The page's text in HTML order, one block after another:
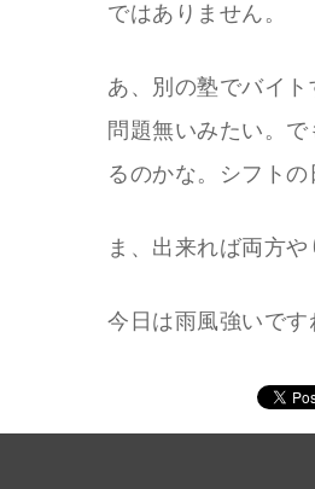
ではありません。
あ、別の塾でバイ
問題無いみたい。
るのかな。シフトの
ま、出来れば両方や
今日は雨風強いです